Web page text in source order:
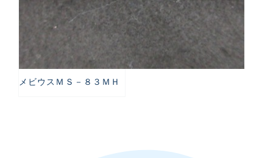
メビウスＭＳ－８３ＭＨ